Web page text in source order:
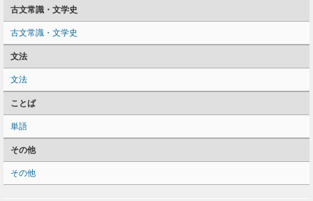
古文常識・文学史
古文常識・文学史
文法
文法
ことば
単語
その他
その他